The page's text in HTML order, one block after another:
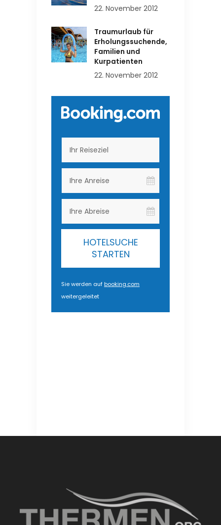
22. November 2012
Traumurlaub für
Erholungssuchende,
Familien und
Kurpatienten
22. November 2012
HOTELSUCHE
STARTEN
Sie werden aufbooking.com
weitergeleitet